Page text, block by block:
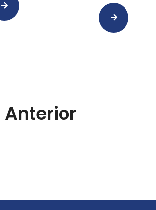
Anterior